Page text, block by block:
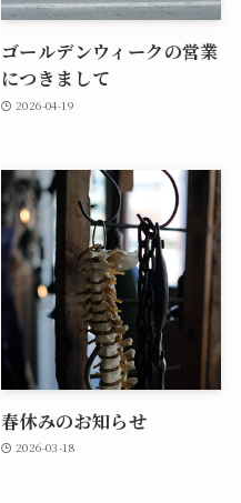
ゴールデンウィークの営業
につきまして
2026-04-19
春休みのお知らせ
2026-03-18